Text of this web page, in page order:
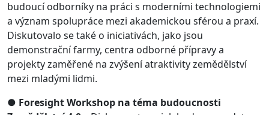
budoucí odborníky na práci s moderními technologiemi
a význam spolupráce mezi akademickou sférou a praxí.
Diskutovalo se také o iniciativách, jako jsou
demonstrační farmy, centra odborné přípravy a
projekty zaměřené na zvýšení atraktivity zemědělství
mezi mladými lidmi.
● Foresight Workshop na téma budoucnosti